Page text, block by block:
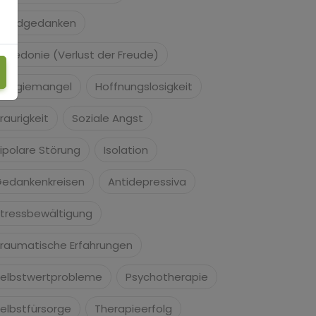
Suizidgedanken
(Verlust der Freude)
Hoffnungslosigkeit
Soziale Angst
Störung Isolation
Antidepressiva
Erfahrungen
Psychotherapie
Therapieerfolg